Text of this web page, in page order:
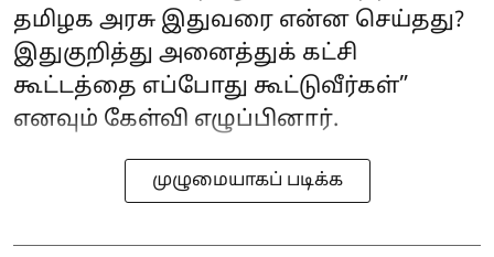
தமிழக அரசு இதுவரை என்ன செய்தது?
இதுகுறித்து அனைத்துக் கட்சி
கூட்டத்தை எப்போது கூட்டுவீர்கள்”
எனவும் கேள்வி எழுப்பினார்.
முழுமையாகப் படிக்க